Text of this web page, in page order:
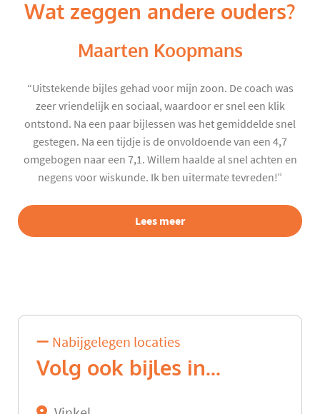
Wat zeggen andere ouders?
Maarten Koopmans
“Uitstekende bijles gehad voor mijn zoon. De coach was
zeer vriendelijk en sociaal, waardoor er snel een klik
ontstond. Na een paar bijlessen was het gemiddelde snel
gestegen. Na een tijdje is de onvoldoende van een 4,7
omgebogen naar een 7,1. Willem haalde al snel achten en
negens voor wiskunde. Ik ben uitermate tevreden!”
Lees meer
Nabijgelegen locaties
Volg ook bijles in...